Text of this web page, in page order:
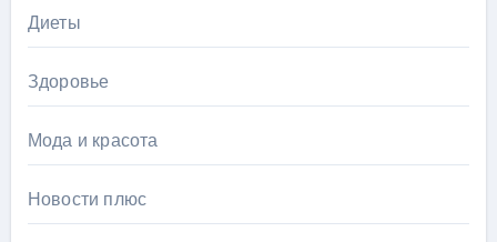
Диеты
Здоровье
Мода и красота
Новости плюс